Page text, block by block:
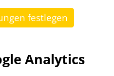
festlegen
Analytics